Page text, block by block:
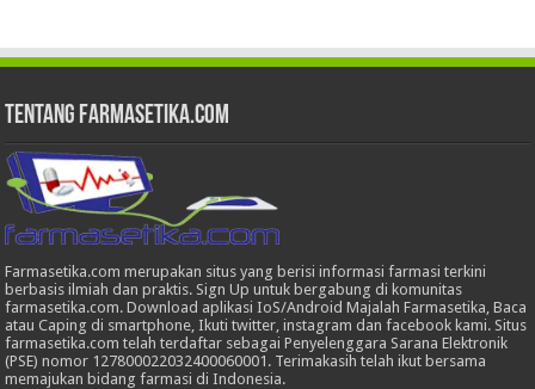
Tentang Farmasetika.com
Farmasetika.com merupakan situs yang berisi informasi farmasi terkini
berbasis ilmiah dan praktis. Sign Up untuk bergabung di komunitas
farmasetika.com. Download aplikasi IoS/Android Majalah Farmasetika, Baca
atau Caping di smartphone, Ikuti twitter, instagram dan facebook kami. Situs
farmasetika.com telah terdaftar sebagai Penyelenggara Sarana Elektronik
(PSE) nomor 127800022032400060001. Terimakasih telah ikut bersama
memajukan bidang farmasi di Indonesia.